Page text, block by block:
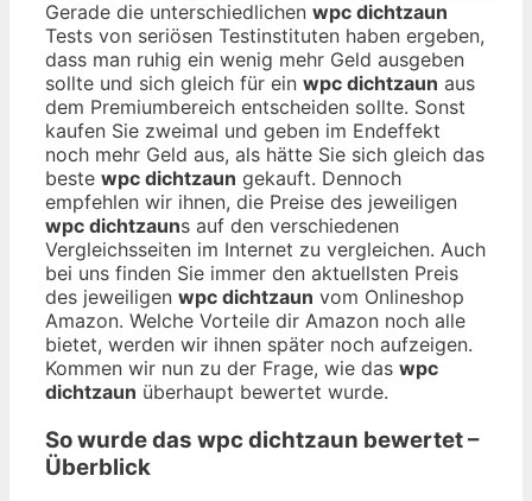
Gerade die unterschiedlichen wpc dichtzaun
Tests von seriösen Testinstituten haben ergeben,
dass man ruhig ein wenig mehr Geld ausgeben
sollte und sich gleich für ein wpc dichtzaun aus
dem Premiumbereich entscheiden sollte. Sonst
kaufen Sie zweimal und geben im Endeffekt
noch mehr Geld aus, als hätte Sie sich gleich das
beste wpc dichtzaun gekauft. Dennoch
empfehlen wir ihnen, die Preise des jeweiligen
wpc dichtzauns auf den verschiedenen
Vergleichsseiten im Internet zu vergleichen. Auch
bei uns finden Sie immer den aktuellsten Preis
des jeweiligen wpc dichtzaun vom Onlineshop
Amazon. Welche Vorteile dir Amazon noch alle
bietet, werden wir ihnen später noch aufzeigen.
Kommen wir nun zu der Frage, wie das wpc
dichtzaun überhaupt bewertet wurde.
So wurde das wpc dichtzaun bewertet –
Überblick